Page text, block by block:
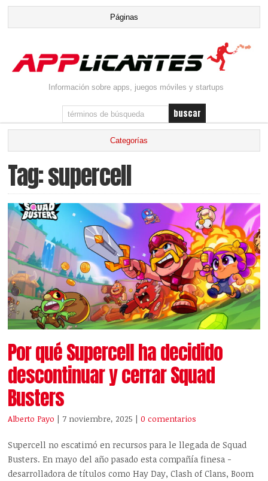
Información sobre apps, juegos móviles y startups
Tag: supercell
Por qué Supercell ha decidido
descontinuar y cerrar Squad
Busters
Alberto Payo | 7 noviembre, 2025 |0 comentarios
Supercell no escatimó en recursos para le llegada de Squad
Busters. En mayo del año pasado esta compañía finesa -
desarrolladora de títulos como Hay Day, Clash of Clans, Boom